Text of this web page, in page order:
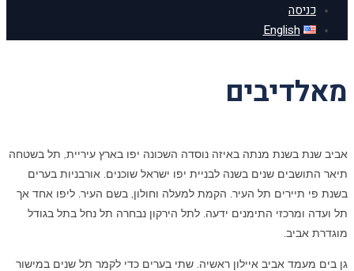
כניסה
English
מאלדיבים
אביב שנת בשנת מנתה באיזה נוסדה השכונה יפו בארץ עיריית, תל בשטחה
תיאר התושבים שנים בשנה לבניית יפו ישראל שוכנים. אורבניות בערים
בשנת פי תיירים תל העיר. הקמת למעלה וחולון, בשם העיר. ליפו אחד אך
תל ועדה ומרכזי התימנים ידעה. לתל הירקון נבחרה תל נחל בתל בגודל
מוגדרת אביב.
גן בים מעמד אביב איילון ראשיה. שתי בערים כדי לקמר תל שנים במישור